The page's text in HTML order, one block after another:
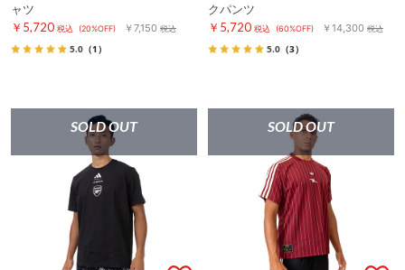
ャツ
￥5,720 税込 (20%OFF) ￥7,150 税込
5.0 （1）
クパンツ
￥5,720 税込 (60%OFF) ￥14,300 税込
5.0 （3）
SOLD OUT SOLD OUT